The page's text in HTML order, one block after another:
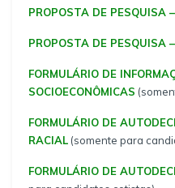
PROPOSTA DE PESQUISA –
PROPOSTA DE PESQUISA –
FORMULÁRIO DE
SOCIOECONÔMICAS
FORMULÁRIO DE
RACIAL (somente para
FORMULÁRIO DE